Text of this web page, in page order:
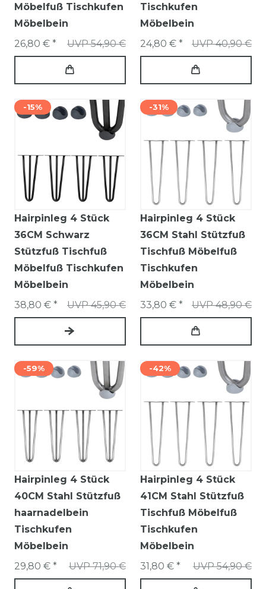
Möbelfuß Tischkufen
Möbelbein
UVP 54,90 €
26,80 € *
Tischkufen
Möbelbein
UVP 40,90 €
24,80 € *
-15%
Hairpinleg 4 Stück
36CM Schwarz
Stützfuß Tischfuß
Möbelfuß Tischkufen
Möbelbein
UVP 45,90 €
38,80 € *
-31%
Hairpinleg 4 Stück
36CM Stahl Stützfuß
Tischfuß Möbelfuß
Tischkufen
Möbelbein
UVP 48,90 €
33,80 € *
-59%
Hairpinleg 4 Stück
40CM Stahl Stützfuß
haarnadelbein
Tischkufen
Möbelbein
UVP 71,90 €
29,80 € *
-42%
Hairpinleg 4 Stück
41CM Stahl Stützfuß
Tischfuß Möbelfuß
Tischkufen
Möbelbein
UVP 54,90 €
31,80 € *